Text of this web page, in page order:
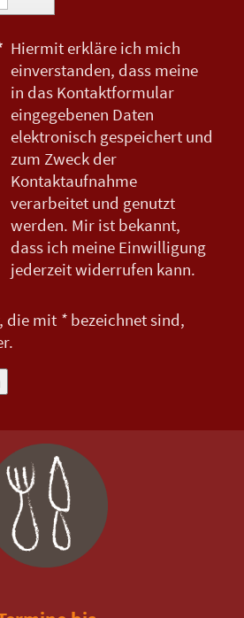
Hiermit erkläre ich mich
einverstanden, dass meine
in das Kontaktformular
eingegebenen Daten
elektronisch gespeichert und
zum Zweck der
Kontaktaufnahme
verarbeitet und genutzt
werden. Mir ist bekannt,
dass ich meine Einwilligung
jederzeit widerrufen kann.
die mit * bezeichnet sind,